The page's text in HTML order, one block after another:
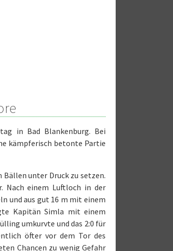
in Bad Blankenburg. Bei
kämpferisch betonte Partie
unter Druck zu setzen.
Nach einem Luftloch in der
und aus gut 16 m mit einem
Kapitän Simla mit einem
umkurvte und das 2:0 für
öfter vor dem Tor des
Chancen zu wenig Gefahr